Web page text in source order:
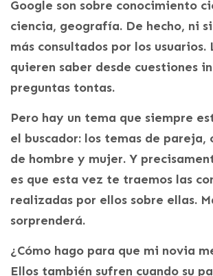
Google son sobre conocimiento
ciencia, geografía. De hecho, ni
más consultados por los usuarios.
quieren saber desde cuestiones
preguntas tontas.
Pero hay un tema que siempre
el buscador: los temas de pareja,
de hombre y mujer. Y
es que esta vez te traemos las
realizadas por ellos sobre ellas.
sorprenderá.
¿Cómo hago para que mi novia
Ellos también sufren cuando su